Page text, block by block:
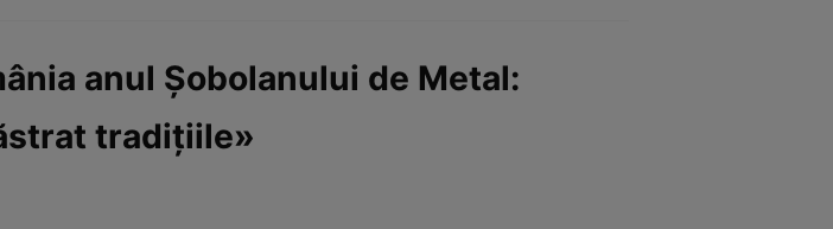
anul Șobolanului de Metal:
tradiţiile»